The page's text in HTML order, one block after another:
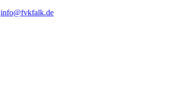
info@fvkfalk.de